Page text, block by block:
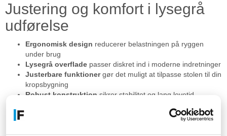
Justering og komfort i lysegrå
udførelse
Ergonomisk design reducerer belastningen på ryggen
under brug
Lysegrå overflade passer diskret ind i moderne indretninger
Justerbare funktionergør det muligt at tilpasse stolen til din
kropsbygning
Robust konstruktion sikrer stabilitet og lang levetid